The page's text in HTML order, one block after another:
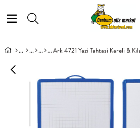
Ark 4721 Yazi Tahtasi Kareli &